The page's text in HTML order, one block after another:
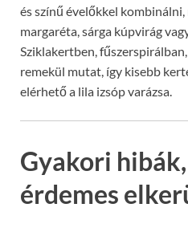
és színű évelőkkel
margaréta, sárga kúpvirág
Sziklakertben,
remekül mutat, így kisebb
elérhető a lila izsóp varázsa.
Gyakori
érdemes